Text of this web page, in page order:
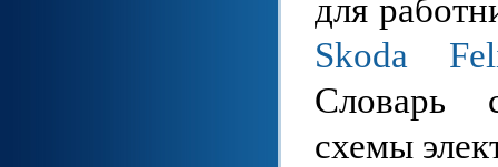
для
Skoda
Словарь
схемы